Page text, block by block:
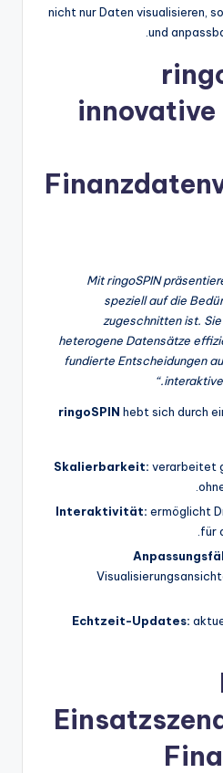
nicht nur Daten visualisieren,
und
innovative
„Mit ringoSPIN
speziell auf die
zugeschnitten ist.
heterogene Datensätze
fundierte Entscheidungen
ringoSPIN hebt sich durch
Skalierbarkeit: verarbeitet
Interaktivität: ermöglicht
für
Echtzeit-Updates: